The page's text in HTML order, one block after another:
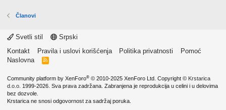
Članovi
Svetli stil
Srpski
Kontakt
Pravila i uslovi korišćenja Politika privatnosti
Pomoć
Naslovna
R
Community platform by XenForo® © 2010-2025 XenForo Ltd. Copyright © Krstarica
d.o.o. 1999-2026. Sva prava zadržana. Zabranjena je reprodukcija u celini i u delovima
bez dozvole.
Krstarica ne snosi odgovornost za sadržaj poruka.